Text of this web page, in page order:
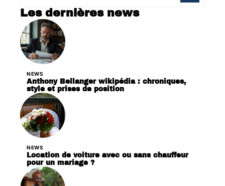
Les dernières news
NEWS
Anthony Bellanger wikipédia : chroniques,
style et prises de position
NEWS
Location de voiture avec ou sans chauffeur
pour un mariage ?